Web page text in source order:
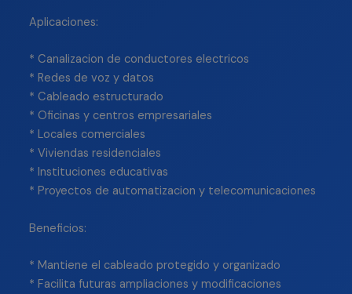
Aplicaciones:
* Canalizacion de conductores electricos
* Redes de voz y datos
* Cableado estructurado
* Oficinas y centros empresariales
* Locales comerciales
* Viviendas residenciales
* Instituciones educativas
* Proyectos de automatizacion y telecomunicaciones
Beneficios:
* Mantiene el cableado protegido y organizado
* Facilita futuras ampliaciones y modificaciones